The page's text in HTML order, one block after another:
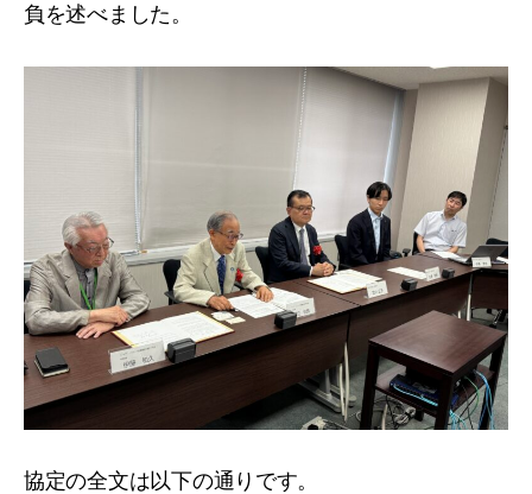
負を述べました。
協定の全文は以下の通りです。